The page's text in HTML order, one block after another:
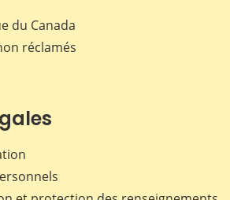
du Canada
réclamés